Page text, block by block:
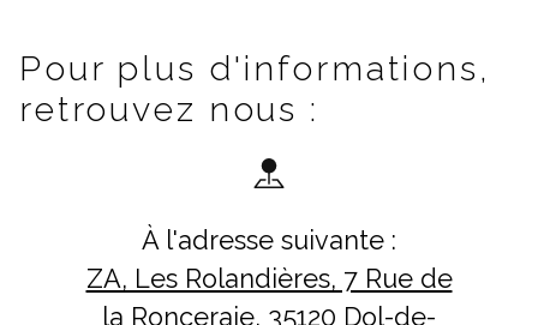
Pour plus d'informations,
retrouvez nous :
À l'adresse suivante :
ZA, Les Rolandières, 7 Rue de
la Ronceraie, 35120 Dol-de-